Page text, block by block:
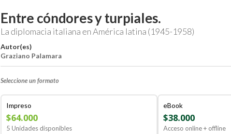
Entre cóndores y turpiales.
La diplomacia italiana en América latina (1945-1958)
Autor(es)
Graziano Palamara
Seleccione un formato
Impreso
$64.000
5 Unidades disponibles
eBook
$38.000
Acceso online + offline